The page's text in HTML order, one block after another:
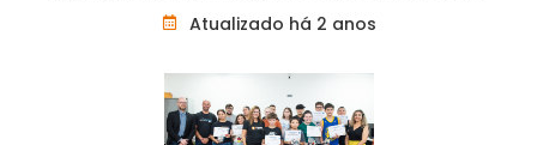
Atualizado há 2 anos